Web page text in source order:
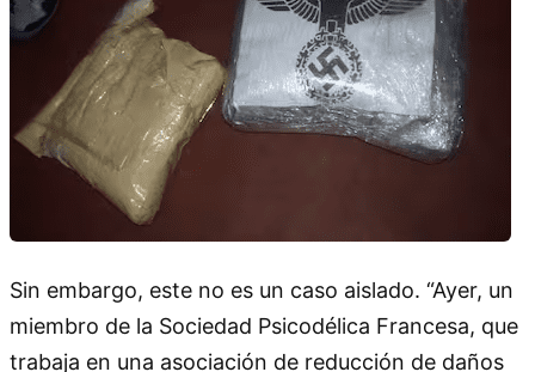
Sin embargo, este no es un caso aislado. “Ayer, un
miembro de la Sociedad Psicodélica Francesa, que
trabaja en una asociación de reducción de daños